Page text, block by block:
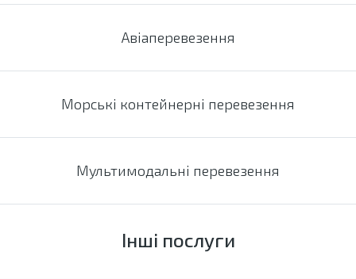
Авіаперевезення
Морські контейнерні перевезення
Мультимодальні перевезення
Інші послуги